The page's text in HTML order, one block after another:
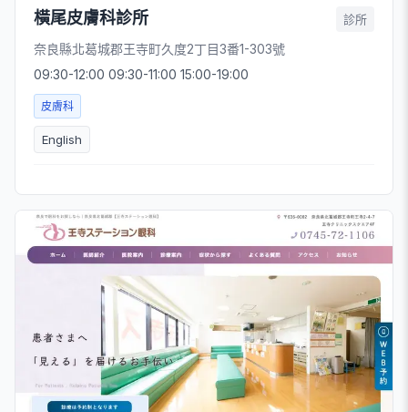
橫尾皮膚科診所 診所
奈良縣北葛城郡王寺町久度2丁目3番1-303號
09:30-12:00 09:30-11:00 15:00-19:00
皮膚科
English